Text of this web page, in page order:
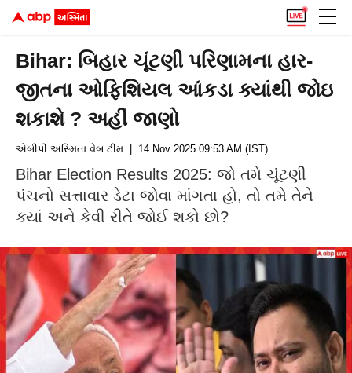
Bihar: બિહાર ચૂંટણી પરિણામના હાર-
જીતના ઓફિશિયલ આંકડા ક્યાંથી જોઇ
શકાશે ? અહીં જાણો
એબીપી અસ્મિતા વેબ ટીમ | 14 Nov 2025 09:53 AM (IST)
Bihar Election Results 2025: જો તમે ચૂંટણી
પંચનો સત્તાવાર ડેટા જોવા માંગતા હો, તો તમે તેને
ક્યાં અને કેવી રીતે જોઈ શકો છો?